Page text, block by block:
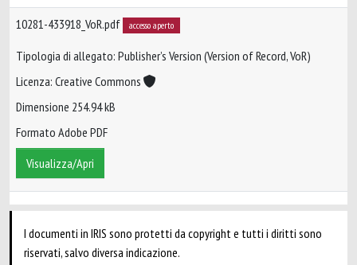
10281-433918_VoR.pdf accesso aperto
Tipologia di allegato: Publisher’s Version (Version of Record, VoR)
Licenza: Creative Commons
Dimensione 254.94 kB
Formato Adobe PDF
Visualizza/Apri
I documenti in IRIS sono protetti da copyright e tutti i diritti sono
riservati, salvo diversa indicazione.